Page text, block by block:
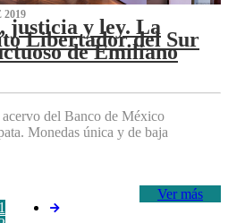
2019
justicia y ley. La
Libertador del Sur
de Emiliano
del Banco de México
Monedas única y de baja
Ver más
1